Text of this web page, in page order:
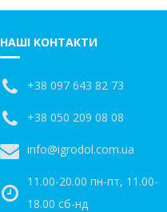
НАШІ КОНТАКТИ
+38 097 643 82 73
+38 050 209 08 08
info@igrodol.com.ua
11.00-20.00 пн-пт, 11.00-
18.00 сб-нд